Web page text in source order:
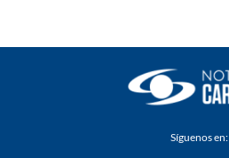
Síguenos en: